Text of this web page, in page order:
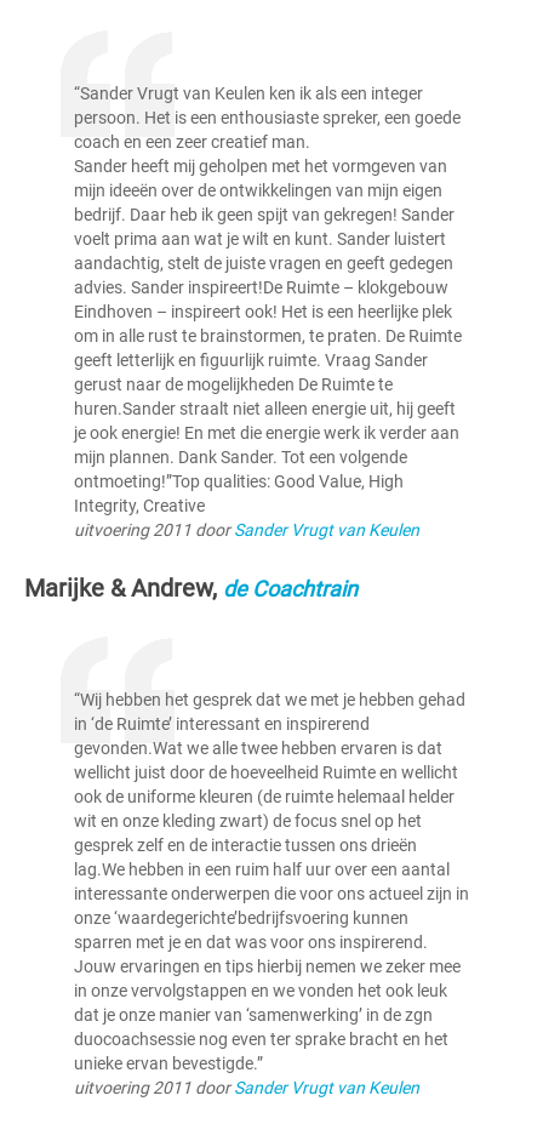
“Sander Vrugt van Keulen ken ik als een integer
persoon. Het is een enthousiaste spreker, een goede
coach en een zeer creatief man.
Sander heeft mij geholpen met het vormgeven van
mijn ideeën over de ontwikkelingen van mijn eigen
bedrijf. Daar heb ik geen spijt van gekregen! Sander
voelt prima aan wat je wilt en kunt. Sander luistert
aandachtig, stelt de juiste vragen en geeft gedegen
advies. Sander inspireert!De Ruimte – klokgebouw
Eindhoven – inspireert ook! Het is een heerlijke plek
om in alle rust te brainstormen, te praten. De Ruimte
geeft letterlijk en figuurlijk ruimte. Vraag Sander
gerust naar de mogelijkheden De Ruimte te
huren.Sander straalt niet alleen energie uit, hij geeft
je ook energie! En met die energie werk ik verder aan
mijn plannen. Dank Sander. Tot een volgende
ontmoeting!”Top qualities: Good Value, High
Integrity, Creative
uitvoering 2011 doorSander Vrugt van Keulen
Marijke & Andrew, de Coachtrain
“Wij hebben het gesprek dat we met je hebben gehad
in ‘de Ruimte’ interessant en inspirerend
gevonden.Wat we alle twee hebben ervaren is dat
wellicht juist door de hoeveelheid Ruimte en wellicht
ook de uniforme kleuren (de ruimte helemaal helder
wit en onze kleding zwart) de focus snel op het
gesprek zelf en de interactie tussen ons drieën
lag.We hebben in een ruim half uur over een aantal
interessante onderwerpen die voor ons actueel zijn in
onze ‘waardegerichte’bedrijfsvoering kunnen
sparren met je en dat was voor ons inspirerend.
Jouw ervaringen en tips hierbij nemen we zeker mee
in onze vervolgstappen en we vonden het ook leuk
dat je onze manier van ‘samenwerking’ in de zgn
duocoachsessie nog even ter sprake bracht en het
unieke ervan bevestigde.”
uitvoering 2011 doorSander Vrugt van Keulen